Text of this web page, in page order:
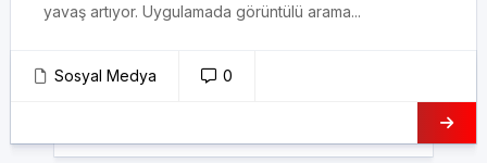
yavaş artıyor. Uygulamada görüntülü arama...
Sosyal Medya 0